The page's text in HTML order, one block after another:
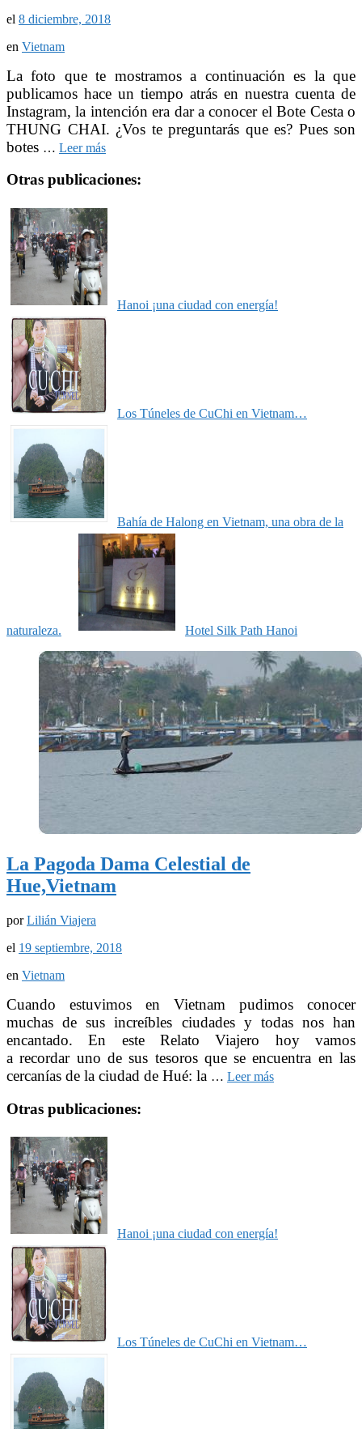
el 8 diciembre, 2018
en Vietnam
La foto que te mostramos a continuación es la que
publicamos hace un tiempo atrás en nuestra cuenta de
Instagram, la intención era dar a conocer el Bote Cesta o
THUNG CHAI. ¿Vos te preguntarás que es? Pues son
botes … Leer más
Otras publicaciones:
Hanoi ¡una ciudad con energía!
Los Túneles de CuChi en Vietnam…
Bahía de Halong en Vietnam, una obra de la
naturaleza. Hotel Silk Path Hanoi
La Pagoda Dama Celestial de
Hue,Vietnam
porLilián Viajera
el 19 septiembre, 2018
en Vietnam
Cuando estuvimos en Vietnam pudimos conocer
muchas de sus increíbles ciudades y todas nos han
encantado. En este Relato Viajero hoy vamos
a recordar uno de sus tesoros que se encuentra en las
cercanías de la ciudad de Hué: la … Leer más
Otras publicaciones:
Hanoi ¡una ciudad con energía!
Los Túneles de CuChi en Vietnam…